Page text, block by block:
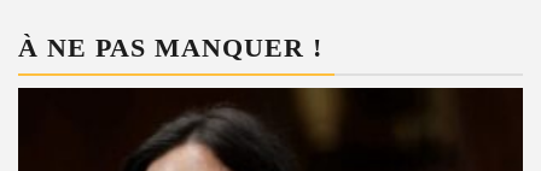
À NE PAS MANQUER !